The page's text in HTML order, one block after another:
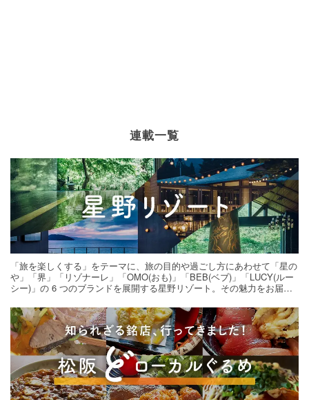
連載一覧
「旅を楽しくする」をテーマに、旅の目的や過ごし方にあわせて「星の
や」「界」「リゾナーレ」「OMO(おも)」「BEB(ベブ)」「LUCY(ルー
シー)」の 6 つのブランドを展開する星野リゾート。その魅力をお届け